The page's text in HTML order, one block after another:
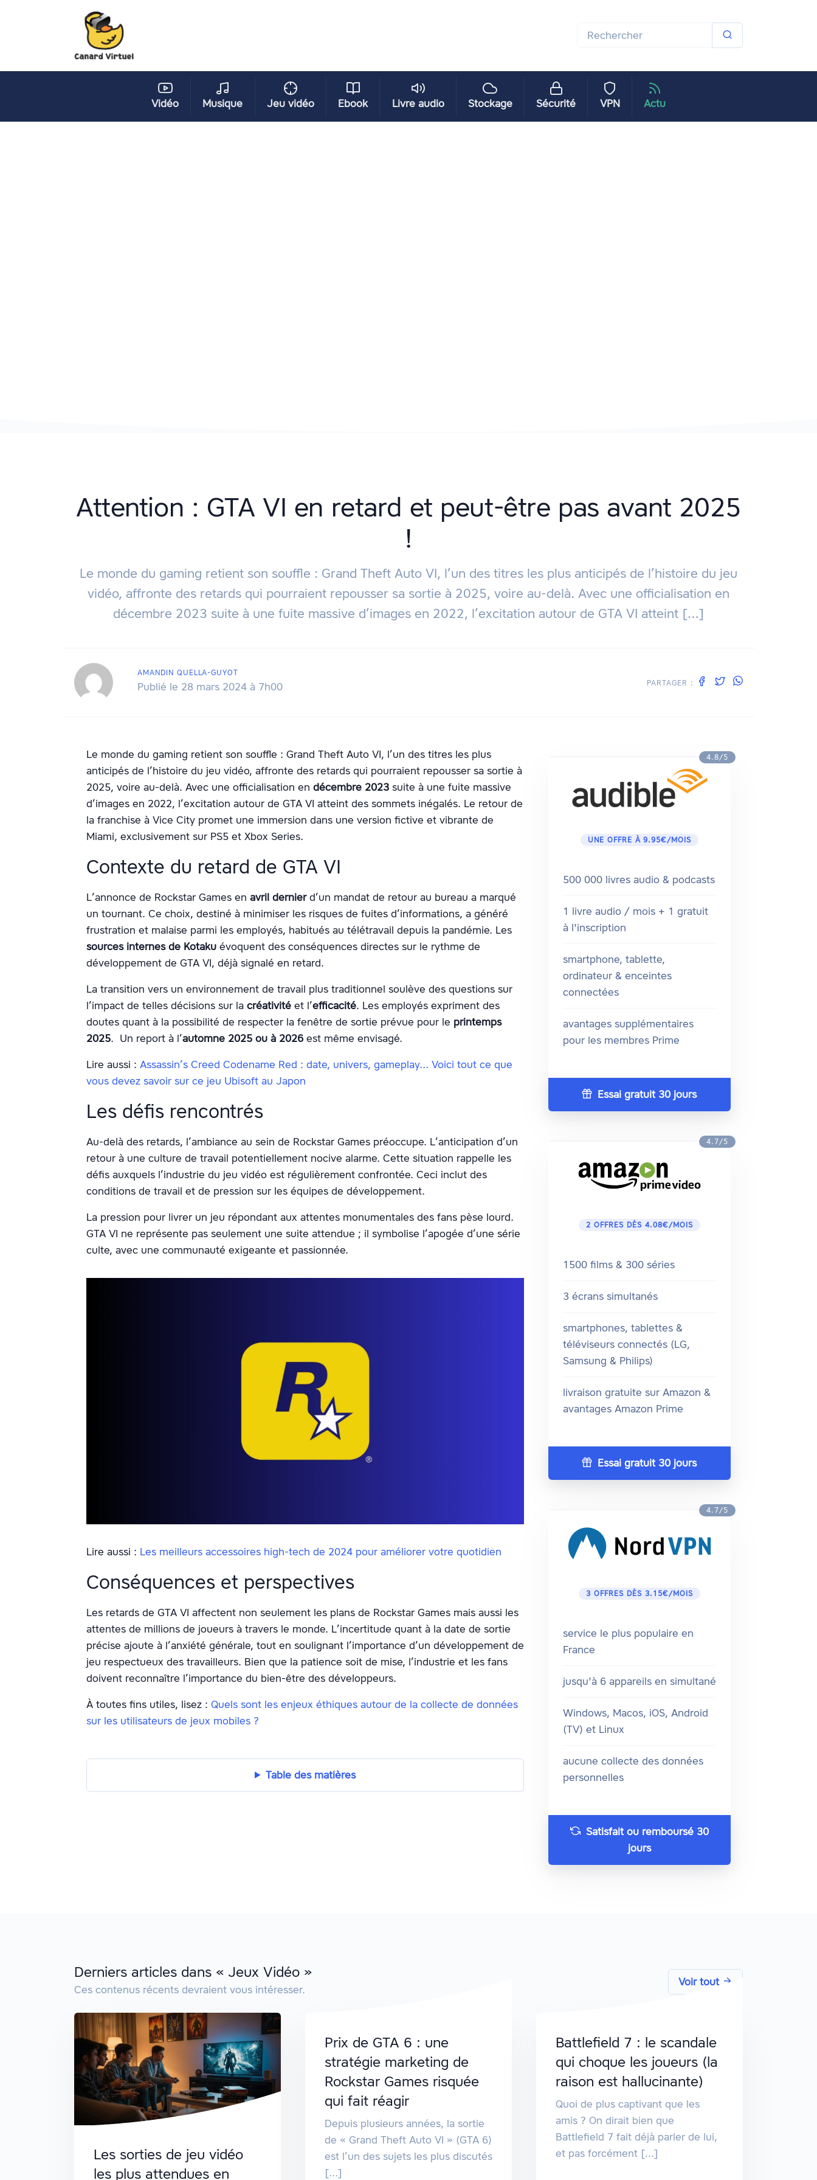
Vidéo Musique Jeu vidéo Ebook Livre audio Stockage Sécurité VPN Actu
Attention : GTA VI en retard et peut-être pas avant 2025
!
Le monde du gaming retient son souffle : Grand Theft Auto VI, l’un des titres les plus anticipés de l’histoire du jeu
vidéo, affronte des retards qui pourraient repousser sa sortie à 2025, voire au-delà. Avec une officialisation en
décembre 2023 suite à une fuite massive d’images en 2022, l’excitation autour de GTA VI atteint […]
AMANDIN QUELLA-GUYOT
Publié le 28 mars 2024 à 7h00 PARTAGER :
Le monde du gaming retient son souffle : Grand Theft Auto VI, l’un des titres les plus
anticipés de l’histoire du jeu vidéo, affronte des retards qui pourraient repousser sa sortie à
2025, voire au-delà. Avec une officialisation en décembre 2023 suite à une fuite massive
d’images en 2022, l’excitation autour de GTA VI atteint des sommets inégalés. Le retour de
la franchise à Vice City promet une immersion dans une version fictive et vibrante de
Miami, exclusivement sur PS5 et Xbox Series.
Contexte du retard de GTA VI
L’annonce de Rockstar Games en avril dernierd’un mandat de retour au bureau a marqué
un tournant. Ce choix, destiné à minimiser les risques de fuites d’informations, a généré
frustration et malaise parmi les employés, habitués au télétravail depuis la pandémie. Les
sources internes de Kotaku évoquent des conséquences directes sur le rythme de
développement de GTA VI, déjà signalé en retard.
La transition vers un environnement de travail plus traditionnel soulève des questions sur
l’impact de telles décisions sur la créativité et l’efficacité. Les employés expriment des
doutes quant à la possibilité de respecter la fenêtre de sortie prévue pour le printemps
2025. Un report à l’automne 2025 ou à 2026 est même envisagé.
Lire aussi : Assassin’s Creed Codename Red : date, univers, gameplay… Voici tout ce que
vous devez savoir sur ce jeu Ubisoft au Japon
Les défis rencontrés
Au-delà des retards, l’ambiance au sein de Rockstar Games préoccupe. L’anticipation d’un
retour à une culture de travail potentiellement nocive alarme. Cette situation rappelle les
défis auxquels l’industrie du jeu vidéo est régulièrement confrontée. Ceci inclut des
conditions de travail et de pression sur les équipes de développement.
La pression pour livrer un jeu répondant aux attentes monumentales des fans pèse lourd.
GTA VI ne représente pas seulement une suite attendue ; il symbolise l’apogée d’une série
culte, avec une communauté exigeante et passionnée.
Lire aussi : Les meilleurs accessoires high-tech de 2024 pour améliorer votre quotidien
Conséquences et perspectives
Les retards de GTA VI affectent non seulement les plans de Rockstar Games mais aussi les
attentes de millions de joueurs à travers le monde. L’incertitude quant à la date de sortie
précise ajoute à l’anxiété générale, tout en soulignant l’importance d’un développement de
jeu respectueux des travailleurs. Bien que la patience soit de mise, l’industrie et les fans
doivent reconnaître l’importance du bien-être des développeurs.
À toutes fins utiles, lisez : Quels sont les enjeux éthiques autour de la collecte de données
sur les utilisateurs de jeux mobiles ?
Table des matières
4.8/5
UNE OFFRE À 9.95€/MOIS
500 000 livres audio & podcasts
1 livre audio / mois + 1 gratuit
à l'inscription
smartphone, tablette,
ordinateur & enceintes
connectées
avantages supplémentaires
pour les membres Prime
Essai gratuit 30 jours
4.7/5
2 OFFRES DÈS 4.08€/MOIS
1500 films & 300 séries
3 écrans simultanés
smartphones, tablettes &
téléviseurs connectés (LG,
Samsung & Philips)
livraison gratuite sur Amazon &
avantages Amazon Prime
Essai gratuit 30 jours
4.7/5
3 OFFRES DÈS 3.15€/MOIS
service le plus populaire en
France
jusqu'à 6 appareils en simultané
Windows, Macos, iOS, Android
(TV) et Linux
aucune collecte des données
personnelles
Satisfait ou remboursé 30
jours
Derniers articles dans « Jeux Vidéo »
Ces contenus récents devraient vous intéresser.
Voir tout
Les sorties de jeu vidéo
les plus attendues en
Prix de GTA 6 : une
stratégie marketing de
Rockstar Games risquée
qui fait réagir
Depuis plusieurs années, la sortie
de « Grand Theft Auto VI » (GTA 6)
est l’un des sujets les plus discutés
[...]
Battlefield 7 : le scandale
qui choque les joueurs (la
raison est hallucinante)
Quoi de plus captivant que les
amis ? On dirait bien que
Battlefield 7 fait déjà parler de lui,
et pas forcément [...]